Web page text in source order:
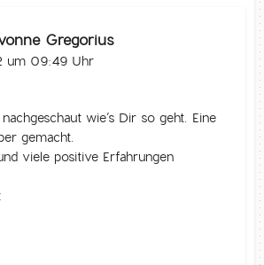
Gregorius
um 09:49 Uhr
wie’s Dir so geht. Eine
gemacht.
viele positive Erfahrungen